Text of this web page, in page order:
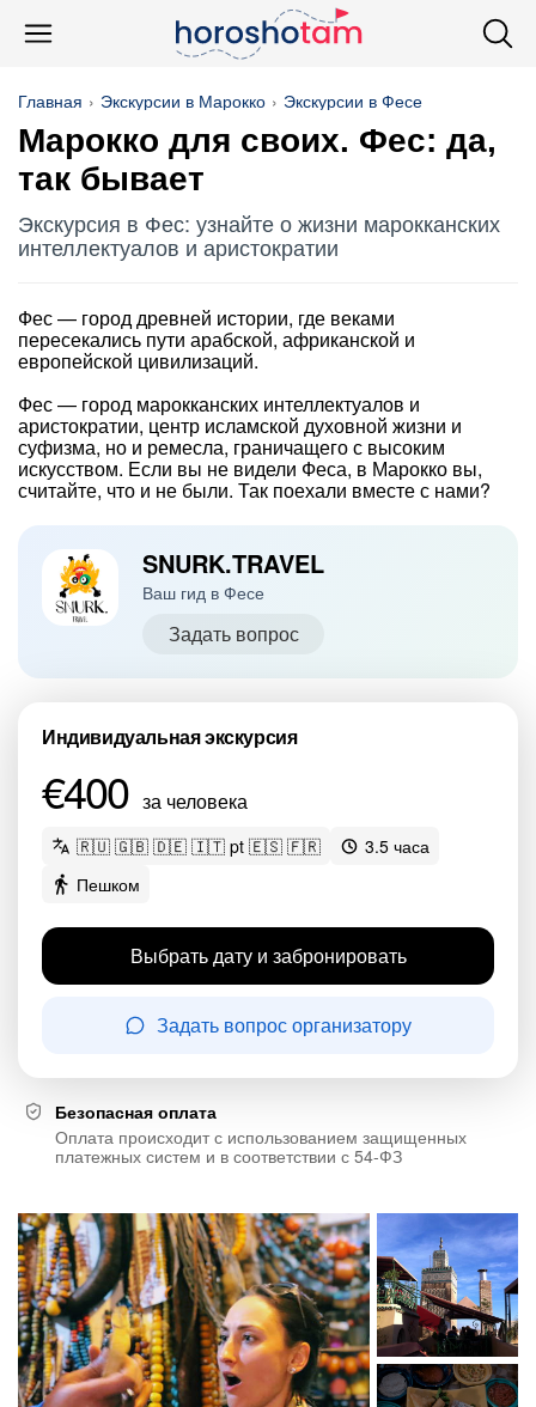
Главная Экскурсии в Марокко Экскурсии в Фесе
Марокко для своих. Фес: да,
так бывает
Экскурсия в Фес: узнайте о жизни марокканских
интеллектуалов и аристократии
Фес — город древней истории, где веками
пересекались пути арабской, африканской и
европейской цивилизаций.
Фес — город марокканских интеллектуалов и
аристократии, центр исламской духовной жизни и
суфизма, но и ремесла, граничащего с высоким
искусством. Если вы не видели Феса, в Марокко вы,
считайте, что и не были. Так поехали вместе с нами?
SNURK.TRAVEL
Ваш гид в Фесе
Задать вопрос
Индивидуальная экскурсия
€400 за человека
🇷🇺 🇬🇧 🇩🇪 🇮🇹 pt 🇪🇸 🇫🇷
3.5 часа
Пешком
Выбрать дату и забронировать
Задать вопрос организатору
Безопасная оплата
Оплата происходит с использованием защищенных
платежных систем и в соответствии с 54-ФЗ